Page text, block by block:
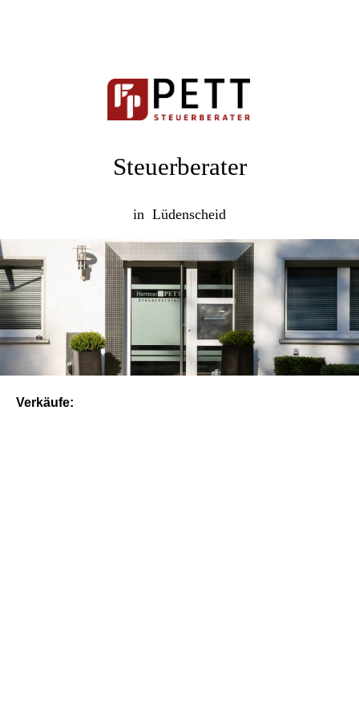
Steuerberater
in Lüdenscheid
Verkäufe: